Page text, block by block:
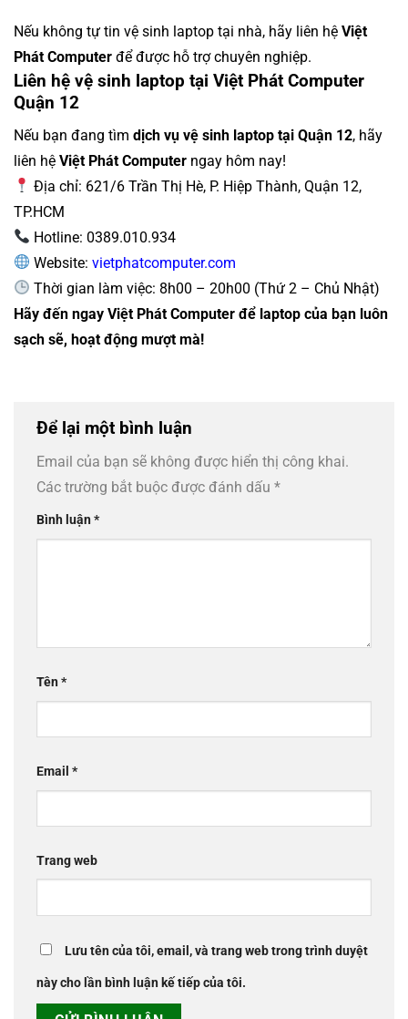
Nếu không tự tin vệ sinh laptop tại nhà, hãy liên hệ Việt
Phát Computer để được hỗ trợ chuyên nghiệp.
Liên hệ vệ sinh laptop tại Việt Phát Computer
Quận 12
Nếu bạn đang tìm dịch vụ vệ sinh laptop tại Quận 12, hãy
liên hệ Việt Phát Computer ngay hôm nay!
Địa chỉ: 621/6 Trần Thị Hè, P. Hiệp Thành, Quận 12,
TP.HCM
Hotline: 0389.010.934
Website:vietphatcomputer.com
Thời gian làm việc: 8h00 – 20h00 (Thứ 2 – Chủ Nhật)
Hãy đến ngay Việt Phát Computer để laptop của bạn luôn
sạch sẽ, hoạt động mượt mà!
Để lại một bình luận
Email của bạn sẽ không được hiển thị công khai.
Các trường bắt buộc được đánh dấu *
Bình luận*
Tên*
Email *
Trang web
Lưu tên của tôi, email, và trang web trong trình duyệt
này cho lần bình luận kế tiếp của tôi.